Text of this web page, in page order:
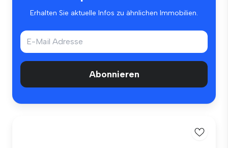
Erhalten Sie aktuelle Infos zu ähnlichen Immobilien.
Abonnieren